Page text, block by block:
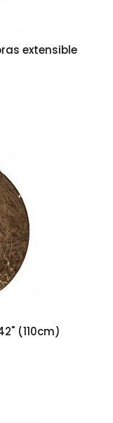
extensible
(110cm)